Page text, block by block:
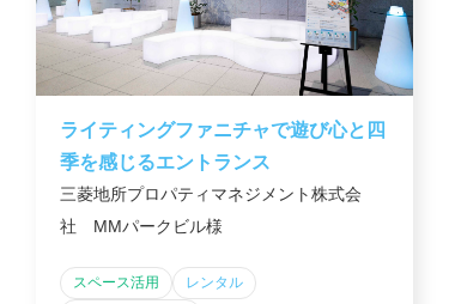
ライティングファニチャで遊び心と四
季を感じるエントランス
三菱地所プロパティマネジメント株式会
社 MMパークビル様
スペース活用
レンタル